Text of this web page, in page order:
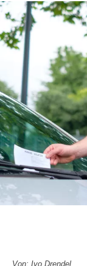
Von: Ivo Drendel